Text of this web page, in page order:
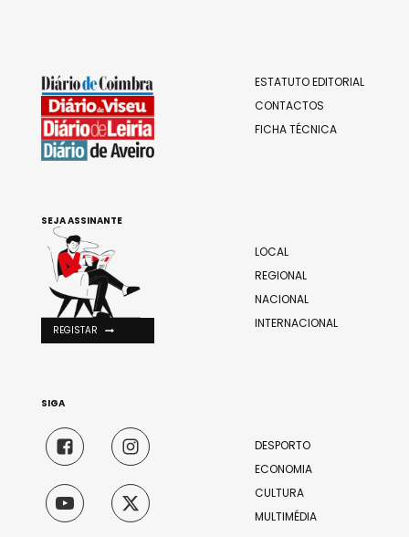
ESTATUTO EDITORIAL
CONTACTOS
FICHA TÉCNICA
LOCAL
REGIONAL
NACIONAL
INTERNACIONAL
DESPORTO
ECONOMIA
CULTURA
MULTIMÉDIA
SEJA ASSINANTE
REGISTAR
SIGA